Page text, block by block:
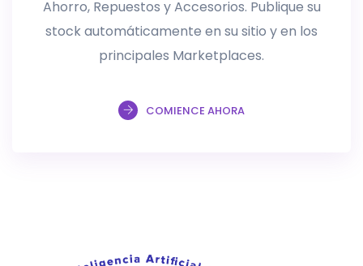
Ahorro, Repuestos y Accesorios. Publique su
stock automáticamente en su sitio y en los
principales Marketplaces.
COMIENCE AHORA